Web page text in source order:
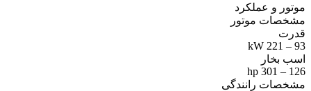
موتور و عملکرد
مشخصات موتور
قدرت
93 – 221 kW
اسب بخار
126 – 301 hp
مشخصات رانندگی